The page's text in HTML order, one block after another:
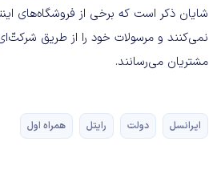
شایان ذکر است که برخی از فروشگاه‌های
نمی‌کنند و مرسولات خود را از طریق
مشتریان می‌رسانند.
ایرانسل دولت رایتل همراه اول